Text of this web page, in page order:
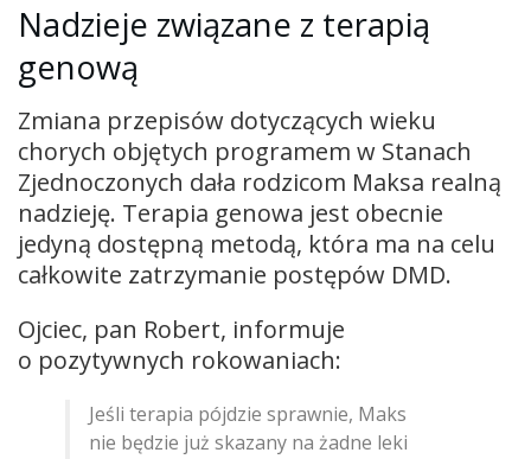
Nadzieje związane z terapią
genową
Zmiana przepisów dotyczących wieku
chorych objętych programem w Stanach
Zjednoczonych dała rodzicom Maksa realną
nadzieję. Terapia genowa jest obecnie
jedyną dostępną metodą, która ma na celu
całkowite zatrzymanie postępów DMD.
Ojciec, pan Robert, informuje
o pozytywnych rokowaniach:
Jeśli terapia pójdzie sprawnie, Maks
nie będzie już skazany na żadne leki